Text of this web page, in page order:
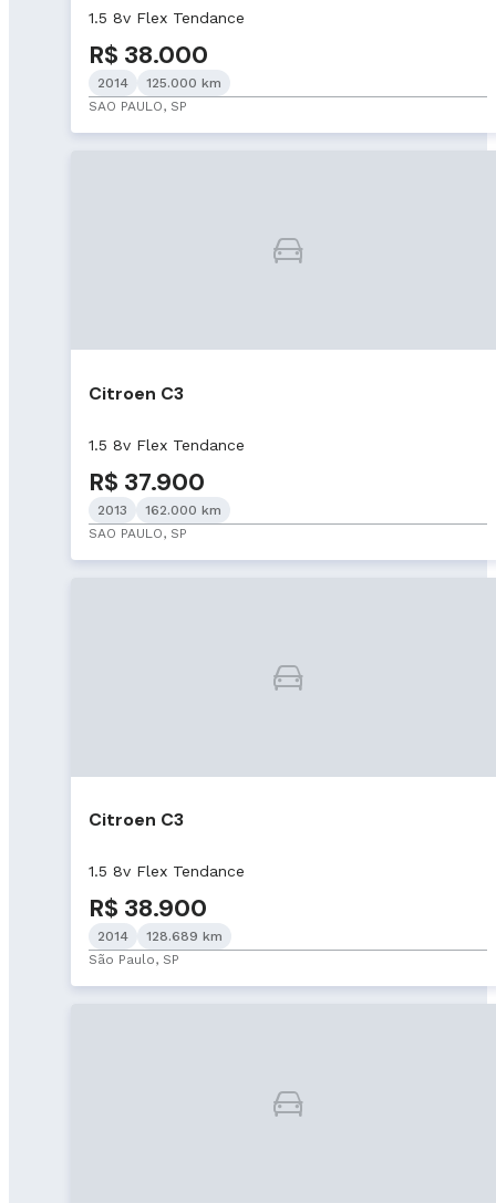
1.5 8v Flex Tendance
R$ 38.000
2014
125.000 km
SAO PAULO, SP
Citroen C3
1.5 8v Flex Tendance
R$ 37.900
2013
162.000 km
SAO PAULO, SP
Citroen C3
1.5 8v Flex Tendance
R$ 38.900
2014
128.689 km
São Paulo, SP